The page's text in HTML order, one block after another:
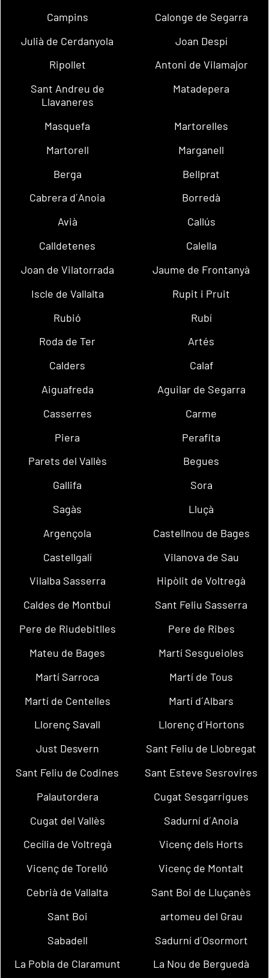
Campins
Calonge de Segarra
Julià de Cerdanyola
Joan Despí
Ripollet
Antoni de Vilamajor
Sant Andreu de
Llavaneres
Matadepera
Masquefa
Martorelles
Martorell
Marganell
Berga
Bellprat
Cabrera d´Anoia
Borredà
Avià
Callús
Calldetenes
Calella
Joan de Vilatorrada
Jaume de Frontanyà
Iscle de Vallalta
Rupit i Pruit
Rubió
Rubí
Roda de Ter
Artés
Calders
Calaf
Aiguafreda
Aguilar de Segarra
Casserres
Carme
Piera
Perafita
Parets del Vallès
Begues
Gallifa
Sora
Sagàs
Lluçà
Argençola
Castellnou de Bages
Castellgalí
Vilanova de Sau
Vilalba Sasserra
Hipòlit de Voltregà
Caldes de Montbui
Sant Feliu Sasserra
Pere de Riudebitlles
Pere de Ribes
Mateu de Bages
Martí Sesgueioles
Martí Sarroca
Martí de Tous
Martí de Centelles
Martí d´Albars
Llorenç Savall
Llorenç d´Hortons
Just Desvern
Sant Feliu de Llobregat
Sant Feliu de Codines
Sant Esteve Sesrovires
Palautordera
Cugat Sesgarrigues
Cugat del Vallès
Sadurní d´Anoia
Cecília de Voltregà
Vicenç dels Horts
Vicenç de Torelló
Vicenç de Montalt
Cebrià de Vallalta
Sant Boi de Lluçanès
Sant Boi
artomeu del Grau
Sabadell
Sadurní d´Osormort
La Pobla de Claramunt
La Nou de Berguedà